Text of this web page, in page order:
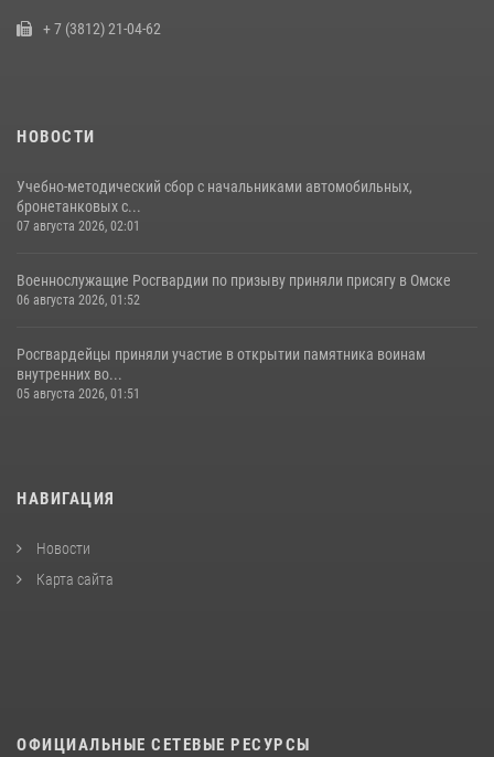
+ 7 (3812) 21-04-62
НОВОСТИ
Учебно-методический сбор с начальниками автомобильных,
бронетанковых с...
07 августа 2026, 02:01
Военнослужащие Росгвардии по призыву приняли присягу в Омске
06 августа 2026, 01:52
Росгвардейцы приняли участие в открытии памятника воинам
внутренних во...
05 августа 2026, 01:51
НАВИГАЦИЯ
Новости
Карта сайта
ОФИЦИАЛЬНЫЕ СЕТЕВЫЕ РЕСУРСЫ